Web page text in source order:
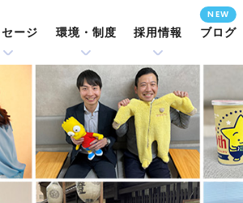
ージ 環境・制度 採用情報 ブログ